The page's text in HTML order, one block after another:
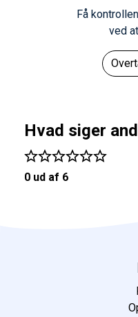
Få
ved
Hvad siger
0 ud af 6